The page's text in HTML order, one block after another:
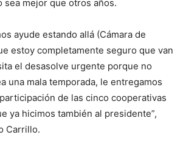
sea mejor que otros años.
ayude estando allá (Cámara de
estoy completamente seguro que van
el desasolve urgente porque no
una mala temporada, le entregamos
de las cinco cooperativas
ya hicimos también al presidente”,
Carrillo.